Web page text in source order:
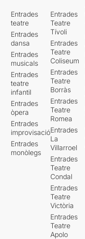
Entrades
teatre
Entrades
dansa
Entrades
musicals
Entrades
teatre
infantil
Entrades
òpera
Entrades
improvisació
Entrades
monòlegs
Entrades
Teatre
Tívoli
Entrades
Teatre
Coliseum
Entrades
Teatre
Borràs
Entrades
Teatre
Romea
Entrades
La
Villarroel
Entrades
Teatre
Condal
Entrades
Teatre
Victòria
Entrades
Teatre
Apolo